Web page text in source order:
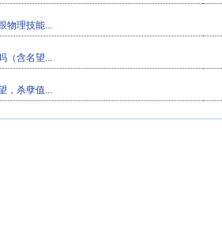
物理技能...
（含名望...
，杀孽值...